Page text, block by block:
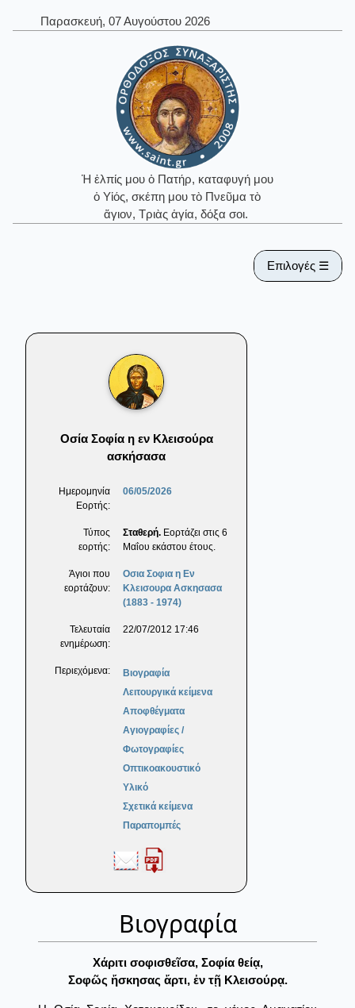
Παρασκευή, 07 Αυγούστου 2026
Ἡ ἐλπίς μου ὁ Πατήρ, καταφυγή μου
ὁ Υἱός, σκέπη μου τὸ Πνεῦμα τὸ
ἅγιον, Τριὰς ἁγία, δόξα σοι.
Επιλογές ☰
Οσία Σοφία η εν Κλεισούρα
ασκήσασα
Ημερομηνία
Εορτής:
06/05/2026
Τύπος
εορτής:
Σταθερή. Εορτάζει στις 6
Μαΐου εκάστου έτους.
Άγιοι που
εορτάζουν:
Οσια Σοφια η Εν
Κλεισουρα Ασκησασα
(1883 - 1974)
Τελευταία
ενημέρωση:
22/07/2012 17:46
Περιεχόμενα:
Βιογραφία
Λειτουργικά κείμενα
Αποφθέγματα
Αγιογραφίες /
Φωτογραφίες
Οπτικοακουστικό
Υλικό
Σχετικά κείμενα
Παραπομπές
Βιογραφία
Χάριτι σοφισθεῖσα, Σοφία θείᾳ,
Σοφῶς ἤσκησας ἄρτι, ἐν τῇ Κλεισούρᾳ.